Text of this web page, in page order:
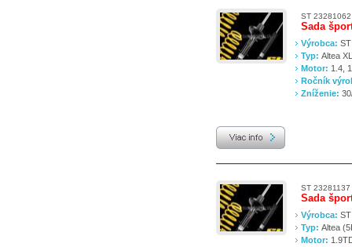
ST 23281062
Sada
Výrobca:
Typ: Altea
Motor: 1.4,
Ročník
Zníženie:
ST 23281137
Sada
Výrobca:
Typ: Altea
Motor: